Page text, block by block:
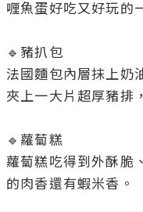
喱魚蛋好吃又好玩的
🔹豬扒包
法國麵包內層抹上奶
夾上一大片超厚豬排
🔹蘿蔔糕
蘿蔔糕吃得到外酥脆
的肉香還有蝦米香。